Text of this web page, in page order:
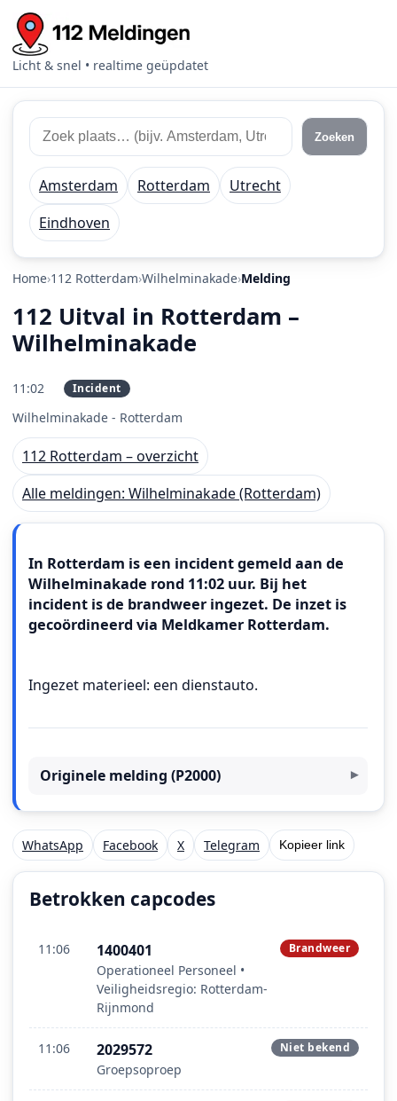
Licht & snel • realtime geüpdatet
Zoek 112 meldingen
Zoek plaats of regio Zoeken
Amsterdam Rotterdam
Utrecht
Eindhoven
Home 112 Rotterdam Wilhelminakade Melding
112 Uitval in Rotterdam –
Wilhelminakade
11:02 Incident
Wilhelminakade - Rotterdam
112 Rotterdam – overzicht
Alle meldingen: Wilhelminakade (Rotterdam)
In Rotterdam is een incident gemeld aan de
Wilhelminakade rond 11:02 uur. Bij het
incident is de brandweer ingezet. De inzet is
gecoördineerd via Meldkamer Rotterdam.
Ingezet materieel: een dienstauto.
Originele melding (P2000)
WhatsApp Facebook X Telegram Kopieer link
Betrokken capcodes
11:06 1400401
Operationeel Personeel •
Veiligheidsregio: Rotterdam-
Rijnmond
Brandweer
11:06 2029572
Groepsoproep
Niet bekend